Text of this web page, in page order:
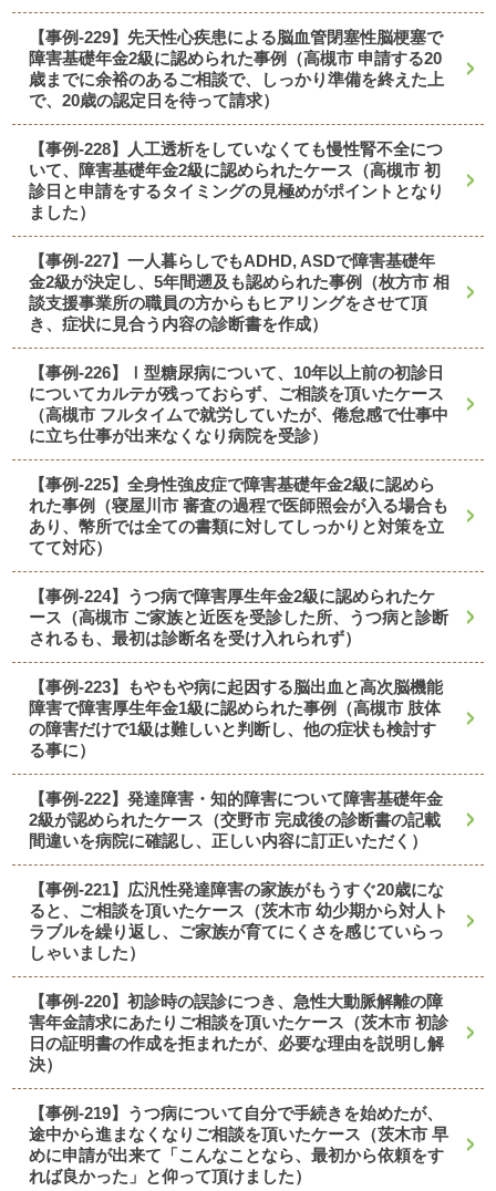
【事例-229】先天性心疾患による脳血管閉塞性脳梗塞で
障害基礎年金2級に認められた事例（高槻市 申請する20
歳までに余裕のあるご相談で、しっかり準備を終えた上
で、20歳の認定日を待って請求）
【事例-228】人工透析をしていなくても慢性腎不全につ
いて、障害基礎年金2級に認められたケース（高槻市 初
診日と申請をするタイミングの見極めがポイントとなり
ました）
【事例-227】一人暮らしでもADHD, ASDで障害基礎年
金2級が決定し、5年間遡及も認められた事例（枚方市 相
談支援事業所の職員の方からもヒアリングをさせて頂
き、症状に見合う内容の診断書を作成）
【事例-226】Ⅰ型糖尿病について、10年以上前の初診日
についてカルテが残っておらず、ご相談を頂いたケース
（高槻市 フルタイムで就労していたが、倦怠感で仕事中
に立ち仕事が出来なくなり病院を受診）
【事例-225】全身性強皮症で障害基礎年金2級に認めら
れた事例（寝屋川市 審査の過程で医師照会が入る場合も
あり、幣所では全ての書類に対してしっかりと対策を立
てて対応）
【事例-224】うつ病で障害厚生年金2級に認められたケ
ース（高槻市 ご家族と近医を受診した所、うつ病と診断
されるも、最初は診断名を受け入れられず）
【事例-223】もやもや病に起因する脳出血と高次脳機能
障害で障害厚生年金1級に認められた事例（高槻市 肢体
の障害だけで1級は難しいと判断し、他の症状も検討す
る事に）
【事例-222】発達障害・知的障害について障害基礎年金
2級が認められたケース（交野市 完成後の診断書の記載
間違いを病院に確認し、正しい内容に訂正いただく）
【事例-221】広汎性発達障害の家族がもうすぐ20歳にな
ると、ご相談を頂いたケース（茨木市 幼少期から対人ト
ラブルを繰り返し、ご家族が育てにくさを感じていらっ
しゃいました）
【事例-220】初診時の誤診につき、急性大動脈解離の障
害年金請求にあたりご相談を頂いたケース（茨木市 初診
日の証明書の作成を拒まれたが、必要な理由を説明し解
決）
【事例-219】うつ病について自分で手続きを始めたが、
途中から進まなくなりご相談を頂いたケース（茨木市 早
めに申請が出来て「こんなことなら、最初から依頼をす
れば良かった」と仰って頂けました）